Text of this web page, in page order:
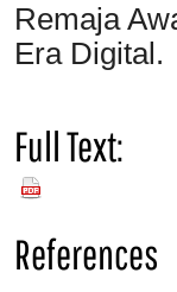
Remaja
Era Digital.
Full Text:
PDF
References